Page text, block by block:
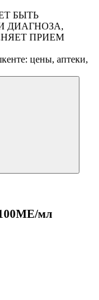
БЫТЬ
ДИАГНОЗА,
ПРИЕМ
цены, аптеки,
мл